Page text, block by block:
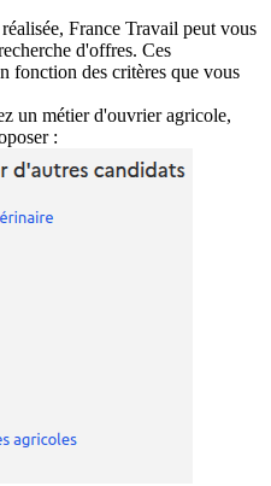
France Travail peut vous
d'offres. Ces
fonction des critères que vous
un métier d'ouvrier agricole,
: